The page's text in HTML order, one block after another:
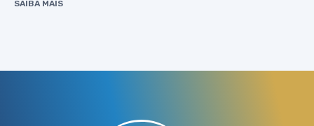
SAIBA MAIS